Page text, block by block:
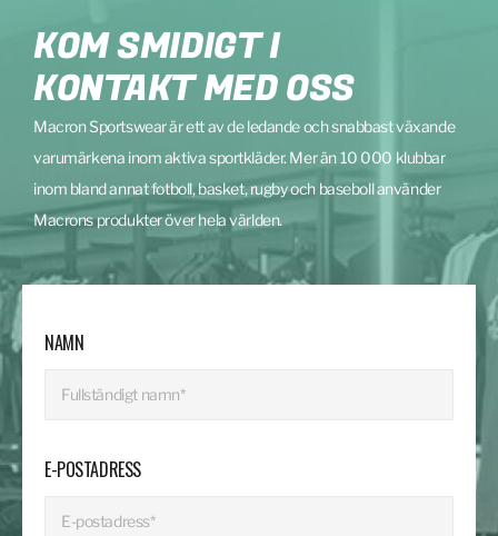
KOM SMIDIGT I
KONTAKT MED OSS
Macron Sportswear är ett av de ledande och snabbast växande
varumärkena inom aktiva sportkläder. Mer än 10 000 klubbar
inom bland annat fotboll, basket, rugby och baseboll använder
Macrons produkter över hela världen.
NAMN
E-POSTADRESS